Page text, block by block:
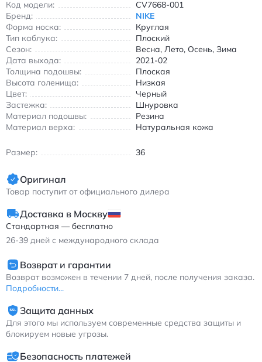
Особенности:
Нескользящая подошва для уверенности в движении
Износостойкие материалы, сохраняющие вид даже при
интенсивной эксплуатации
Лёгкая конструкция, снижающая усталость ног
Эти кроссовки подходят для всех сезонов благодаря
универсальному дизайну и качественным материалам.
Высокая посадка обеспечивает надёжную фиксацию стопы,
а плоская подошва делает шаги максимально комфортными.
чёрные повседневные с нескользящей подошвой и круглым
Код модели:
CV7668-001
Бренд:
NIKE
Форма носка:
Круглая
Тип каблука:
Плоский
Сезон:
Весна, Лето, Осень, Зима
Дата выхода:
2021-02
Толщина подошвы:
Плоская
Высота голенища:
Низкая
Цвет:
Черный
Застежка:
Шнуровка
Материал подошвы:
Резина
Материал верха:
Натуральная кожа
Размер: 36
Оригинал
Товар поступит от официального дилера
Доставка в Москву
Стандартная — бесплатно
26-39 дней с международного склада
Возврат и гарантии
Возврат возможен в течении 7 дней, после получения заказа.
Подробности...
Защита данных
Для этого мы используем современные средства защиты и
блокируем новые угрозы.
Безопасность платежей